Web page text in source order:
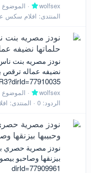
wolfsex الموضوع
المنتدى: افلام سكس
نودز مصريه
حلماتها نضيفه
نودز مصريه بنت
نضيفه عماله ترقص
wolfsex الموضوع
الردود: 0 المنتدى:
نودز مصرية
وحبيبها بيزنقها
نودز مصرية حصري
dirId=77909961